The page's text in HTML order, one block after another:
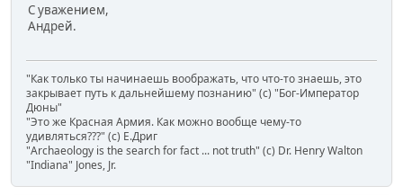
С уважением,
Андрей.
"Как только ты начинаешь воображать, что что-то знаешь, это
закрывает путь к дальнейшему познанию" (с) "Бог-Император
Дюны"
"Это же Красная Армия. Как можно вообще чему-то
удивляться???" (с) Е.Дриг
"Archaeology is the search for fact ... not truth" (c) Dr. Henry Walton
"Indiana" Jones, Jr.